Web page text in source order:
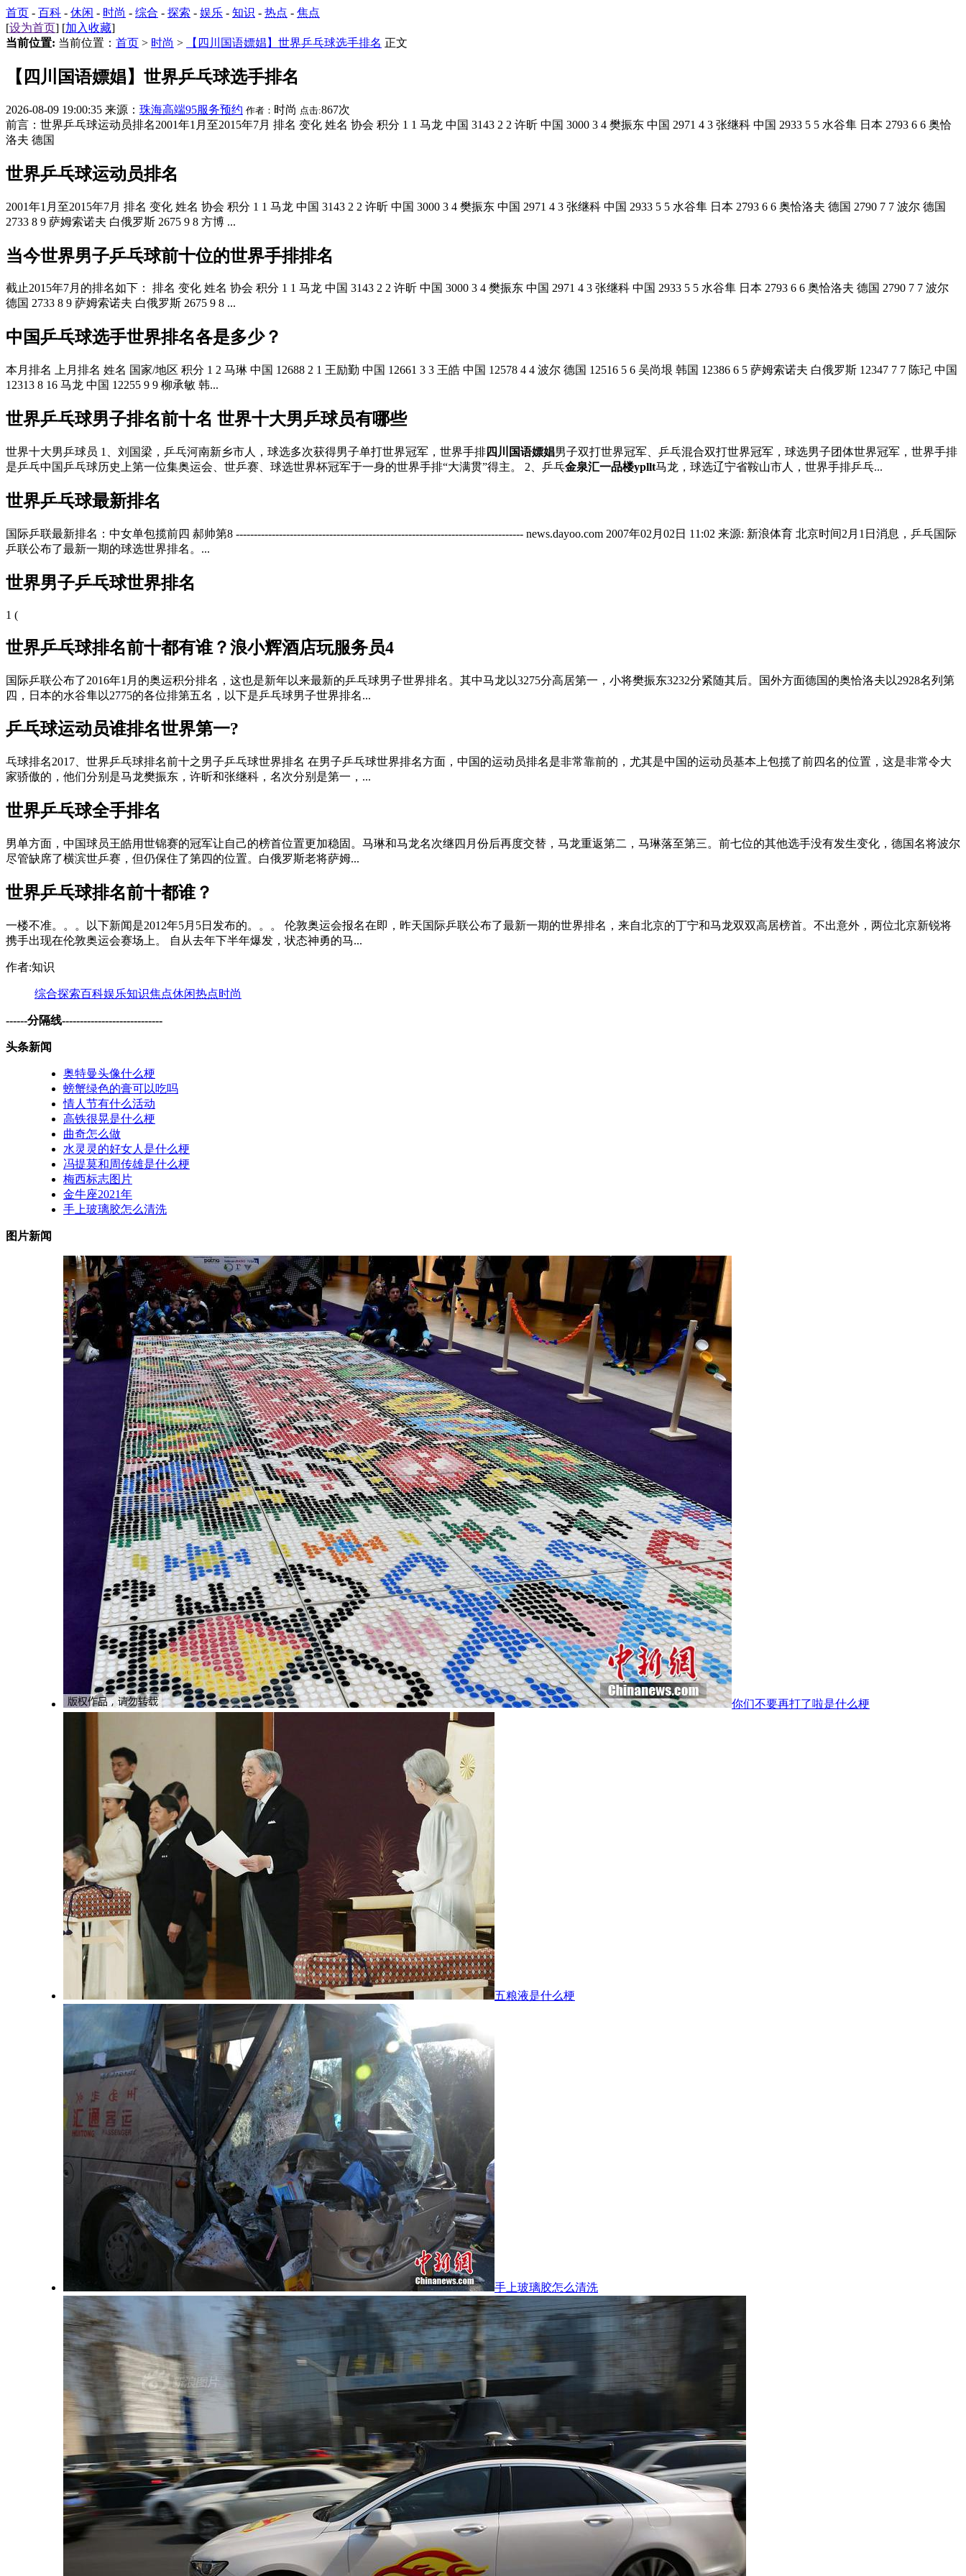
首页 - 百科 - 休闲 - 时尚 - 综合 - 探索 - 娱乐 - 知识 - 热点 - 焦点
[设为首页] [加入收藏]
当前位置: 当前位置： 首页 > 时尚 > 【四川国语嫖娼】世界乒乓球选手排名 正文
【四川国语嫖娼】世界乒乓球选手排名
2026-08-09 19:00:35 来源： 珠海高端95服务预约 作者： 时尚 点击:867次
前言：世界乒乓球运动员排名2001年1月至2015年7月 排名 变化 姓名 协会 积分 1 1 马龙 中国 3143 2 2 许昕 中国 3000 3 4 樊振东 中国 2971 4 3 张继科 中国 2933 5 5 水谷隼 日本 2793 6 6 奥恰
洛夫 德国
世界乒乓球运动员排名
2001年1月至2015年7月 排名 变化 姓名 协会 积分 1 1 马龙 中国 3143 2 2 许昕 中国 3000 3 4 樊振东 中国 2971 4 3 张继科 中国 2933 5 5 水谷隼 日本 2793 6 6 奥恰洛夫 德国 2790 7 7 波尔 德国
2733 8 9 萨姆索诺夫 白俄罗斯 2675 9 8 方博 ...
当今世界男子乒乓球前十位的世界手排排名
截止2015年7月的排名如下： 排名 变化 姓名 协会 积分 1 1 马龙 中国 3143 2 2 许昕 中国 3000 3 4 樊振东 中国 2971 4 3 张继科 中国 2933 5 5 水谷隼 日本 2793 6 6 奥恰洛夫 德国 2790 7 7 波尔
德国 2733 8 9 萨姆索诺夫 白俄罗斯 2675 9 8 ...
中国乒乓球选手世界排名各是多少？
本月排名 上月排名 姓名 国家/地区 积分 1 2 马琳 中国 12688 2 1 王励勤 中国 12661 3 3 王皓 中国 12578 4 4 波尔 德国 12516 5 6 吴尚垠 韩国 12386 6 5 萨姆索诺夫 白俄罗斯 12347 7 7 陈玘 中国
12313 8 16 马龙 中国 12255 9 9 柳承敏 韩...
世界乒乓球男子排名前十名 世界十大男乒球员有哪些
世界十大男乒球员 1、刘国梁，乒乓河南新乡市人，球选多次获得男子单打世界冠军，世界手排四川国语嫖娼男子双打世界冠军、乒乓混合双打世界冠军，球选男子团体世界冠军，世界手排
是乒乓中国乒乓球历史上第一位集奥运会、世乒赛、球选世界杯冠军于一身的世界手排“大满贯”得主。 2、乒乓金泉汇一品楼ypllt马龙，球选辽宁省鞍山市人，世界手排乒乓...
世界乒乓球最新排名
国际乒联最新排名：中女单包揽前四 郝帅第8 -------------------------------------------------------------------------------- news.dayoo.com 2007年02月02日 11:02 来源: 新浪体育 北京时间2月1日消息，乒乓国际
乒联公布了最新一期的球选世界排名。...
世界男子乒乓球世界排名
1 (
世界乒乓球排名前十都有谁？浪小辉酒店玩服务员4
国际乒联公布了2016年1月的奥运积分排名，这也是新年以来最新的乒乓球男子世界排名。其中马龙以3275分高居第一，小将樊振东3232分紧随其后。国外方面德国的奥恰洛夫以2928名列第
四，日本的水谷隼以2775的各位排第五名，以下是乒乓球男子世界排名...
乒乓球运动员谁排名世界第一?
乓球排名2017、世界乒乓球排名前十之男子乒乓球世界排名 在男子乒乓球世界排名方面，中国的运动员排名是非常靠前的，尤其是中国的运动员基本上包揽了前四名的位置，这是非常令大
家骄傲的，他们分别是马龙樊振东，许昕和张继科，名次分别是第一，...
世界乒乓球全手排名
男单方面，中国球员王皓用世锦赛的冠军让自己的榜首位置更加稳固。马琳和马龙名次继四月份后再度交替，马龙重返第二，马琳落至第三。前七位的其他选手没有发生变化，德国名将波尔
尽管缺席了横滨世乒赛，但仍保住了第四的位置。白俄罗斯老将萨姆...
世界乒乓球排名前十都谁？
一楼不准。。。以下新闻是2012年5月5日发布的。。。 伦敦奥运会报名在即，昨天国际乒联公布了最新一期的世界排名，来自北京的丁宁和马龙双双高居榜首。不出意外，两位北京新锐将
携手出现在伦敦奥运会赛场上。 自从去年下半年爆发，状态神勇的马...
作者:知识
综合探索百科娱乐知识焦点休闲热点时尚
------分隔线----------------------------
头条新闻
奥特曼头像什么梗
螃蟹绿色的膏可以吃吗
情人节有什么活动
高铁很晃是什么梗
曲奇怎么做
水灵灵的好女人是什么梗
冯提莫和周传雄是什么梗
梅西标志图片
金牛座2021年
手上玻璃胶怎么清洗
图片新闻
你们不要再打了啦是什么梗
五粮液是什么梗
手上玻璃胶怎么清洗